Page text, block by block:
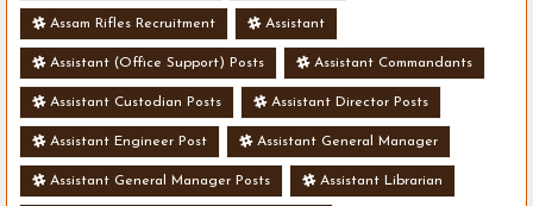
Assam Rifles Recruitment Assistant
Assistant (Office Support) Posts Assistant Commandants
Assistant Custodian Posts Assistant Director Posts
Assistant Engineer Post Assistant General Manager
Assistant General Manager Posts Assistant Librarian